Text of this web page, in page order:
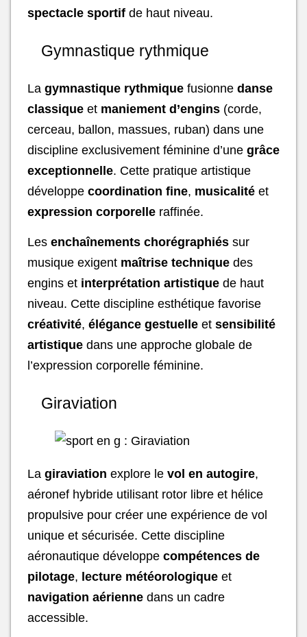
spectacle sportif de haut niveau.
Gymnastique rythmique
La gymnastique rythmique fusionne danse
classique et maniement d’engins (corde,
cerceau, ballon, massues, ruban) dans une
discipline exclusivement féminine d’une grâce
exceptionnelle. Cette pratique artistique
développe coordination fine, musicalité et
expression corporelle raffinée.
Les enchaînements chorégraphiés sur
musique exigent maîtrise technique des
engins et interprétation artistique de haut
niveau. Cette discipline esthétique favorise
créativité, élégance gestuelle et sensibilité
artistique dans une approche globale de
l’expression corporelle féminine.
Giraviation
La giraviation explore le vol en autogire,
aéronef hybride utilisant rotor libre et hélice
propulsive pour créer une expérience de vol
unique et sécurisée. Cette discipline
aéronautique développe compétences de
pilotage, lecture météorologique et
navigation aérienne dans un cadre
accessible.